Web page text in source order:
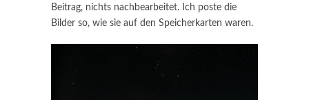
Beitrag, nichts nachbearbeitet. Ich poste die
Bilder so, wie sie auf den Speicherkarten waren.